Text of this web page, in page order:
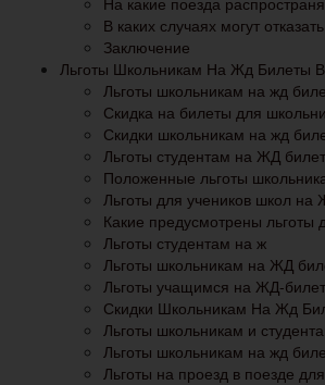
В каких случаях могут
Заключение
Льготы Школьникам На Жд Билеты
Льготы школьникам на жд
Скидка на билеты для
Скидки школьникам на жд
Льготы студентам на ЖД
Положенные льготы
Льготы для учеников школ на
Какие предусмотрены льготы
Льготы студентам на ж
Льготы школьникам на ЖД
Льготы учащимся на ЖД-
Скидки Школьникам На Жд
Льготы школьникам и
Льготы школьникам на жд
Льготы на проезд в поезде